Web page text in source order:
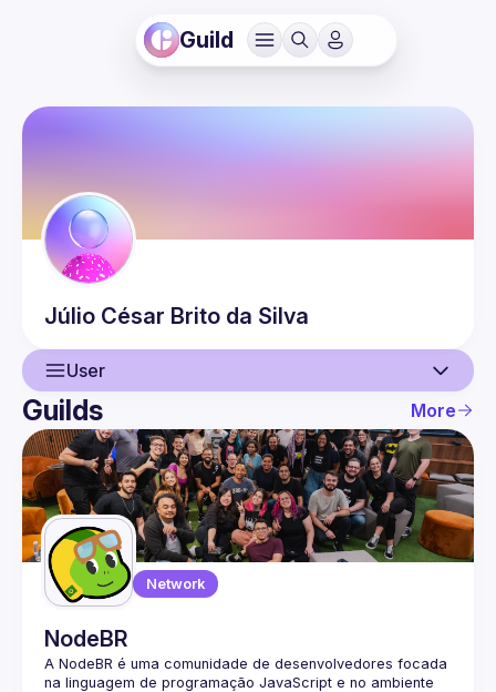
Guild
Júlio César Brito da Silva
User
User
Events
Guilds
Guilds More
Network
NodeBR
A NodeBR é uma comunidade de desenvolvedores focada
na linguagem de programação JavaScript e no ambiente